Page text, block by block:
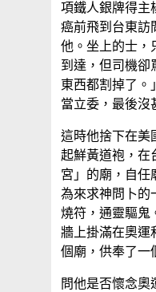
項鐵人銀牌得主
癌前飛到台東訪
他。坐上的士，
到達，但司機卻
東西都割掉了。
當立委，最後沒
這時他捨下在美
起鮮黃道袍，在
宮」的廟，自任
為來求神問卜的
燒符，通靈驅鬼
牆上掛滿在奧運
個廟，供奉了一
問他是否懷念奧